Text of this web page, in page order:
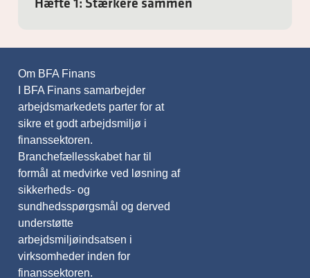
Om BFA Finans
I BFA Finans samarbejder
arbejdsmarkedets parter for at
sikre et godt arbejdsmiljø i
finanssektoren.
Branchefællesskabet har til
formål at medvirke ved løsning af
sikkerheds- og
sundhedsspørgsmål og derved
understøtte
arbejdsmiljøindsatsen i
virksomheder inden for
finanssektoren.